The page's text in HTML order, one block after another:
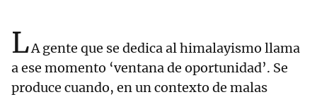
LA gente que se dedica al himalayismo llama
a ese momento ‘ventana de oportunidad’. Se
produce cuando, en un contexto de malas